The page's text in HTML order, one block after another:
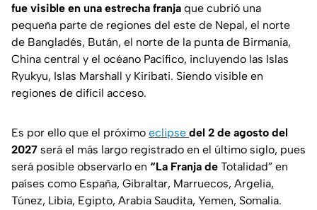
fue visible en una estrecha franja que cubrió una
pequeña parte de regiones del este de Nepal, el norte
de Bangladés, Bután, el norte de la punta de Birmania,
China central y el océano Pacífico, incluyendo las Islas
Ryukyu, Islas Marshall y Kiribati. Siendo visible en
regiones de difícil acceso.
Es por ello que el próximo eclipse del 2 de agosto del
2027 será el más largo registrado en el último siglo, pues
será posible observarlo en “La Franja de Totalidad” en
países como España, Gibraltar, Marruecos, Argelia,
Túnez, Libia, Egipto, Arabia Saudita, Yemen, Somalia.